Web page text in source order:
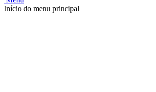
Início do menu principal